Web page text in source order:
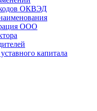
ОКВЭД
ООО
капитала